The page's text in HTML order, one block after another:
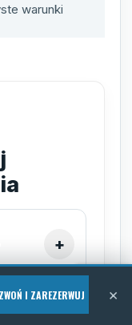
warunki
I ZAREZERWUJ ×